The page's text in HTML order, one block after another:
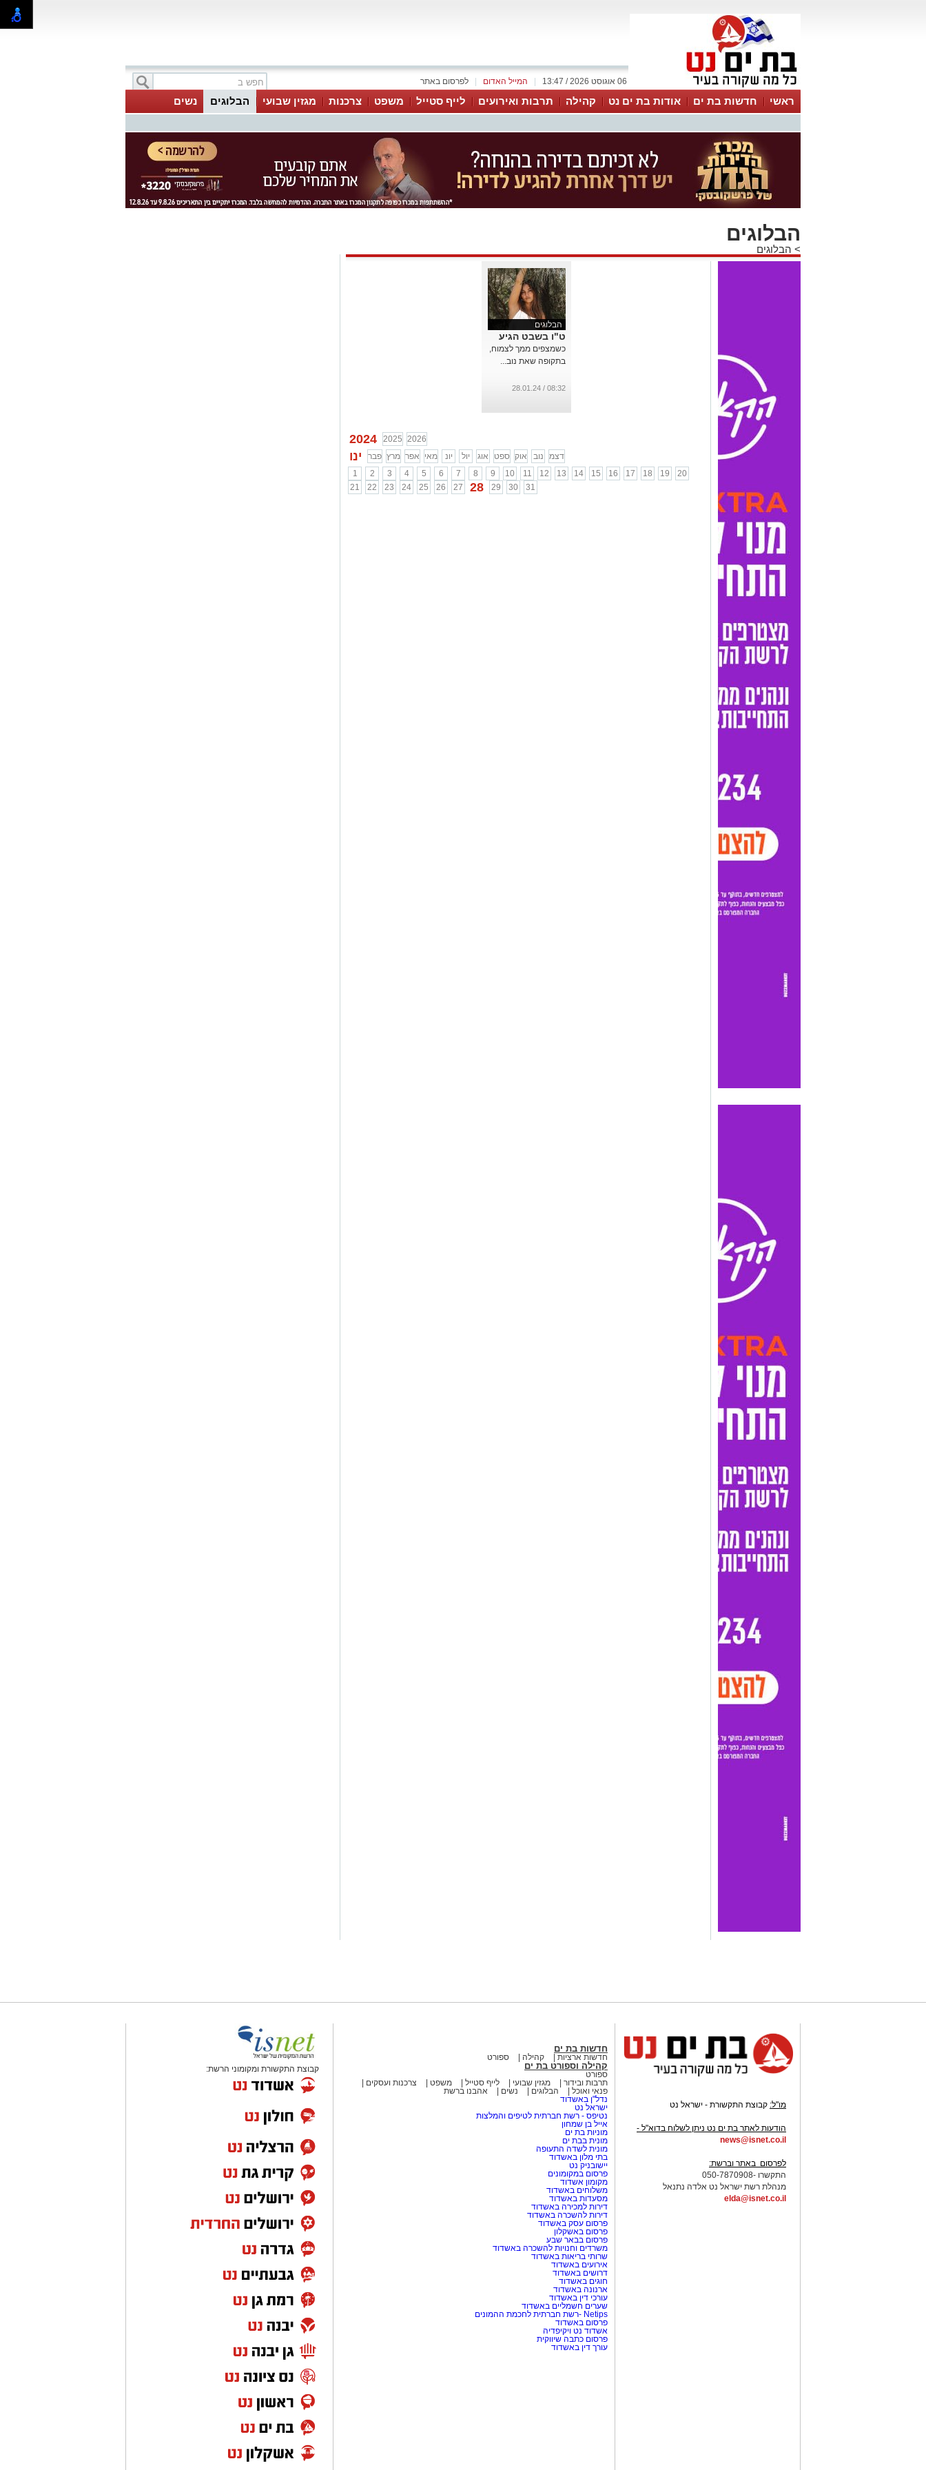
לפרסום באתר המייל האדום 06 אוגוסט 2026 / 13:47
ראשי חדשות בת ים אודות בת ים נט קהילה תרבות ואירועים לייף סטייל משפט צרכנות מגזין שבועי הבלוגים נשים
הבלוגים
> הבלוגים
הבלוגים
ט"ו בשבט הגיע
כשמצפים ממך לצמוח,
בתקופה שאת נוב...
08:32 / 28.01.24
2024 2025 2026
ינו פבר מרץ אפר מאי יונ יול אוג ספט אוק נוב
דצמ
1
2 3 4 5 6 7 8 9 10 11 12 13 14 15 16 17 18 19
20
21
22 23 24 25 26 27 28 29 30 31
מו"ל: קבוצת התקשורת - ישראל נט
הודעות לאתר בת ים נט ניתן לשלוח בדוא"ל -
news@isnet.co.il
לפרסום באתר וברשת:
התקשרו -050-7870908
מנהלת רשת ישראל נט אלדה נתנאל
elda@isnet.co.il
חדשות בת ים
חדשות ארציות קהילה ספורט
קהילה וספורט בת ים
ספורט
תרבות ובידור
מגזין שבועי לייף סטייל משפט
צרכנות ועסקים
פנאי ואוכל
הבלוגים נשים
אהבנו ברשת
נדל"ן באשדוד
ישראל נט
נטיפס - רשת חברתית לטיפים והמלצות
אייל בן שמחון
מוניות בת ים
מונית בבת ים
מונית לשדה התעופה
בתי מלון באשדוד
יישובניק נט
פרסום במקומונים
מקומון אשדוד
משלוחים באשדוד
מסעדות באשדוד
דירות למכירה באשדוד
דירות להשכרה באשדוד
פרסום עסק באשדוד
פרסום באשקלון
פרסום בבאר שבע
משרדים וחנויות להשכרה באשדוד
שרותי בריאות באשדוד
אירועים באשדוד
דרושים באשדוד
חוגים באשדוד
ארנונה באשדוד
עורכי דין באשדוד
שערים חשמליים באשדוד
Netips -רשת חברתית לחכמת ההמונים
פרסום באשדוד
אשדוד נט ויקיפדיה
פרסום כתבה שיווקית
עורך דין באשדוד
קבוצת התקשורת ומקומוני הרשת: